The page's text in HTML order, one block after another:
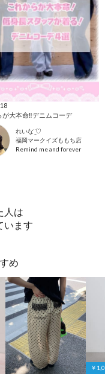
が大本命‼️デニムコーデ
れいな¨̮♡
福岡マークイズももち店
Remind me and forever
人は
います
め
￥